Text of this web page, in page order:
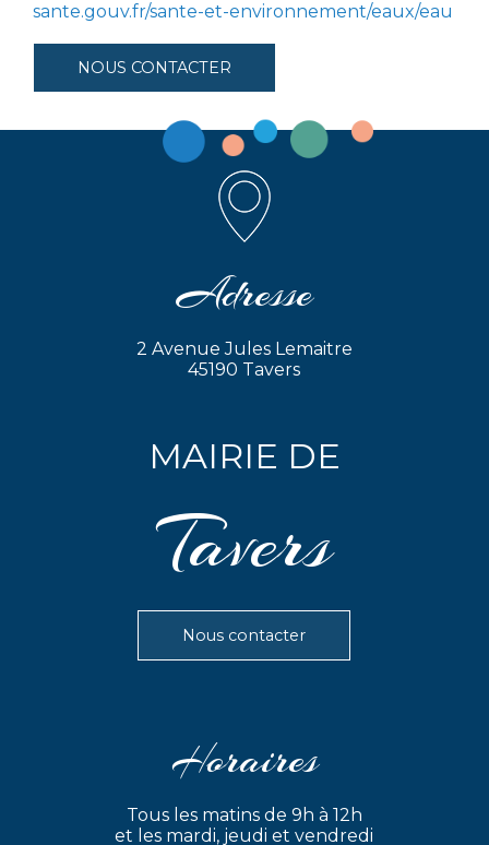
sante.gouv.fr/sante-et-environnement/eaux/eau
NOUS CONTACTER
Adresse
2 Avenue Jules Lemaitre
45190 Tavers
MAIRIE DE
Tavers
Nous contacter
Horaires
Tous les matins de 9h à 12h
et les mardi, jeudi et vendredi